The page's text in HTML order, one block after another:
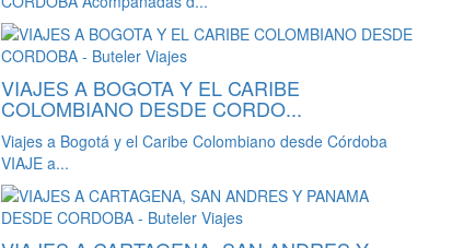
VIAJES A BOGOTA Y EL CARIBE
COLOMBIANO DESDE CORDO...
Viajes a Bogotá y el Caribe Colombiano desde Córdoba
VIAJE a...